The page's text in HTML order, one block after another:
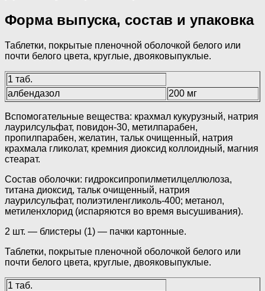
Форма выпуска, состав и упаковка
Таблетки, покрытые пленочной оболочкой белого или
почти белого цвета, круглые, двояковыпуклые.
1 таб.
албендазол
200 мг
Вспомогательные вещества: крахмал кукурузный, натрия
лаурилсульфат, повидон-30, метилпарабен,
пропилпарабен, желатин, тальк очищенный, натрия
крахмала гликолат, кремния диоксид коллоидный, магния
стеарат.
Состав оболочки: гидроксипропилметилцеллюлоза,
титана диоксид, тальк очищенный, натрия
лаурилсульфат, полиэтиленгликоль-400; метанол,
метиленхлорид (испаряются во время высушивания).
2 шт. — блистеры (1) — пачки картонные.
Таблетки, покрытые пленочной оболочкой белого или
почти белого цвета, круглые, двояковыпуклые.
1 таб.